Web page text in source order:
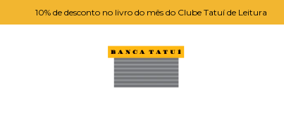
10% de desconto no livro do mês do Clube Tatuí de Leitura